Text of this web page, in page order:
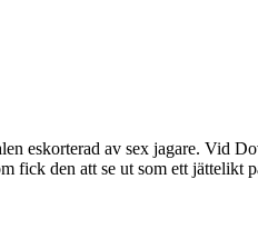
eskorterad av sex jagare. Vid
fick den att se ut som ett